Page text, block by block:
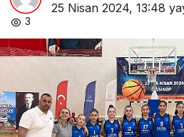
25 Nisan 2024, 13:48
3